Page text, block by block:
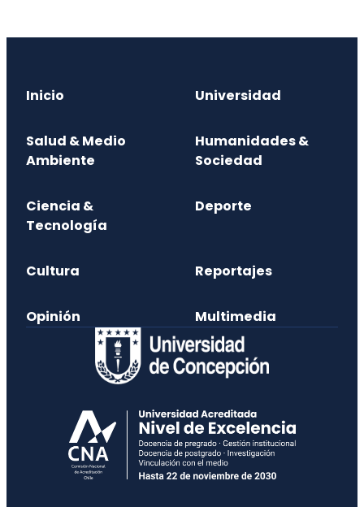
Inicio Universidad
Salud & Medio
Ambiente
Humanidades &
Sociedad
Ciencia &
Tecnología
Deporte
Cultura Reportajes
Opinión Multimedia